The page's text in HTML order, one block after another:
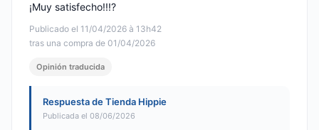
Publicado el 11/04/2026 à 13h42
tras una compra de 01/04/2026
¡Muy satisfecho!!!?
Opinión traducida
Respuesta de Tienda Hippie
Publicada el 08/06/2026